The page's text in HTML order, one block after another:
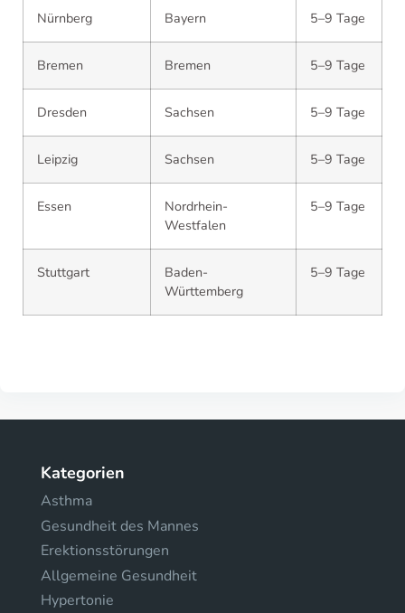
Nürnberg Bayern 5–9 Tage
Bremen Bremen 5–9 Tage
Dresden Sachsen 5–9 Tage
Leipzig Sachsen 5–9 Tage
Essen
Nordrhein-
Westfalen
5–9 Tage
Stuttgart
Baden-
Württemberg
5–9 Tage
Kategorien
Asthma
Gesundheit des Mannes
Erektionsstörungen
Allgemeine Gesundheit
Hypertonie